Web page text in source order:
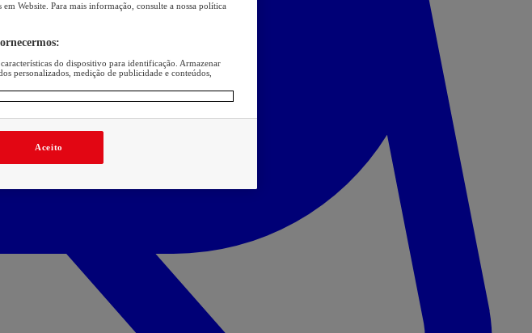
Website. Para mais informação, consulte a nossa política
do dispositivo para identificação. Armazenar
personalizados, medição de publicidade e conteúdos,
Aceito